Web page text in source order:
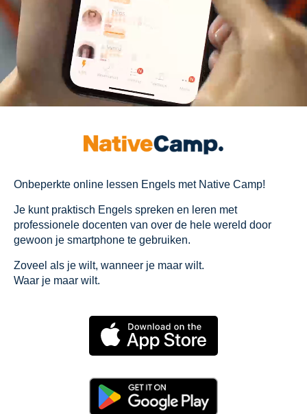
Onbeperkte online lessen Engels met Native Camp!
Je kunt praktisch Engels spreken en leren met
professionele docenten van over de hele wereld door
gewoon je smartphone te gebruiken.
Zoveel als je wilt, wanneer je maar wilt.
Waar je maar wilt.